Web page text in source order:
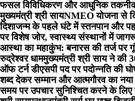
फसल विविधिकरण और आधुनिक
मुख्यमंत्री श्री सायNMEO योजना से
दिशाजन्म के पहले घंटे में स्तनपान और
पर विशेष जोर, स्वास्थ्य संस्थानों में
आस्था का महाकुंभ: बनारस की तर्ज पर
रुद्रेश्वर धाममुख्यमंत्री श्री साय ने की
ऑफ टर्न डीएसपी पद पर पदोन्नति की
शब्द देकर सम्मान और आत्मगौरव का नया
समय पर उपचार सुनिश्चित करने के लिए